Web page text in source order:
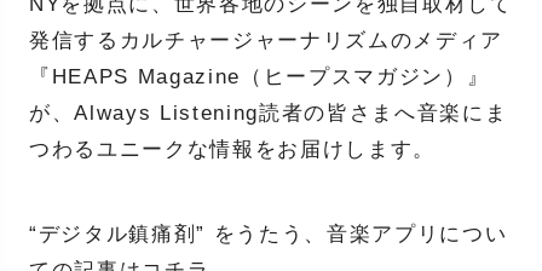
発信するカルチャージャーナリズムのメディア
『HEAPS Magazine（ヒープスマガジン）』
が、Always Listening読者の皆さまへ音楽にま
つわるユニークな情報をお届けします。
“デジタル鎮痛剤” をうたう、音楽アプリについ